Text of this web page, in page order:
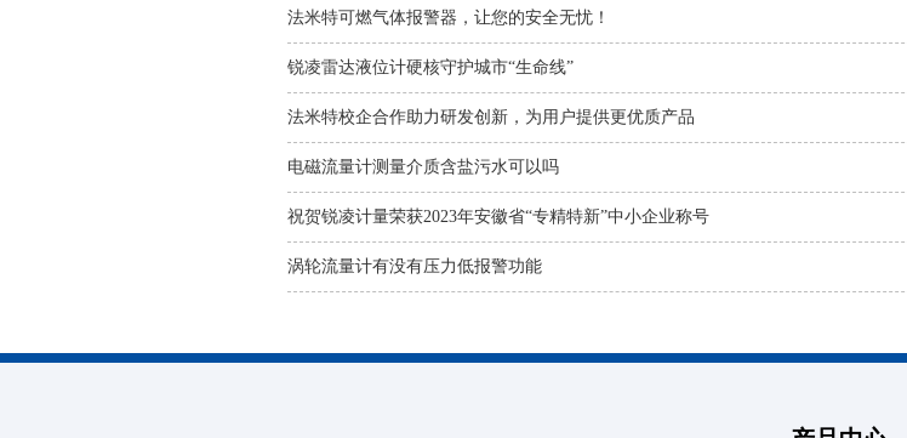
法米特可燃气体报警器，让您的安全无忧！
锐凌雷达液位计硬核守护城市“生命线”
法米特校企合作助力研发创新，为用户提供更优质产品
电磁流量计测量介质含盐污水可以吗
祝贺锐凌计量荣获2023年安徽省“专精特新”中小企业称号
涡轮流量计有没有压力低报警功能